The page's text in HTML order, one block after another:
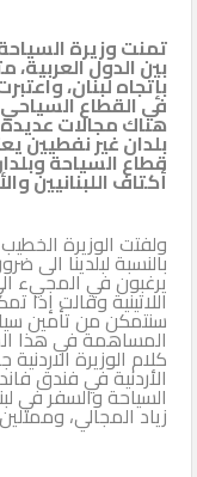
تمنت وزيرة
بين الدول
بإتجاه لبنان،
في القطاع
هناك مجالات
بلدان غير نفطيين
قطاع السياحة
أكتاف اللبنانيين
ولفتت الوزيرة
بالنسبة لبلدينا الى
يرغبون في المجيء
اللاتينية وقالت إذا
سنتمكن من تأمين
المساهمة في هذا
كلام الوزيرة
الأردنية في فندق
السياحة والسفر في
زياد المجالي،